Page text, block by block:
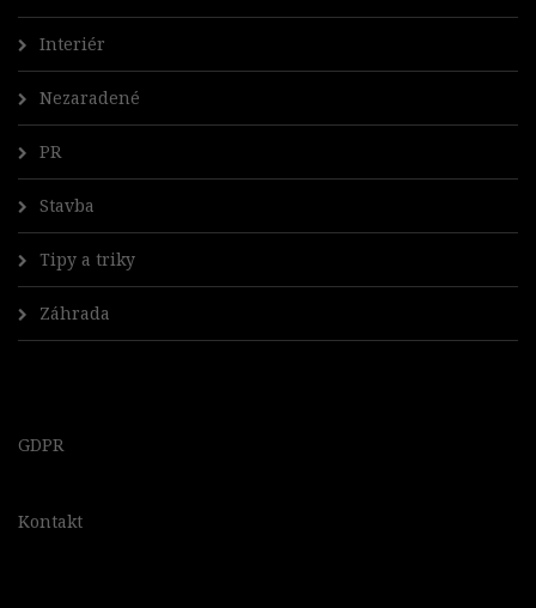
Interiér
Nezaradené
PR
Stavba
Tipy a triky
Záhrada
GDPR
Kontakt